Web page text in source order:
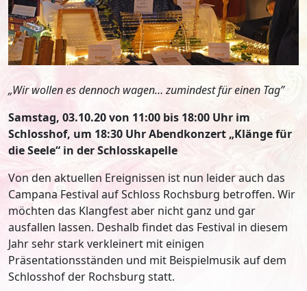
„Wir wollen es dennoch wagen… zumindest für einen Tag”
Samstag, 03.10.20 von 11:00 bis 18:00 Uhr im
Schlosshof, um 18:30 Uhr Abendkonzert „Klänge für
die Seele“ in der Schlosskapelle
Von den aktuellen Ereignissen ist nun leider auch das
Campana Festival auf Schloss Rochsburg betroffen. Wir
möchten das Klangfest aber nicht ganz und gar
ausfallen lassen. Deshalb findet das Festival in diesem
Jahr sehr stark verkleinert mit einigen
Präsentationsständen und mit Beispielmusik auf dem
Schlosshof der Rochsburg statt.